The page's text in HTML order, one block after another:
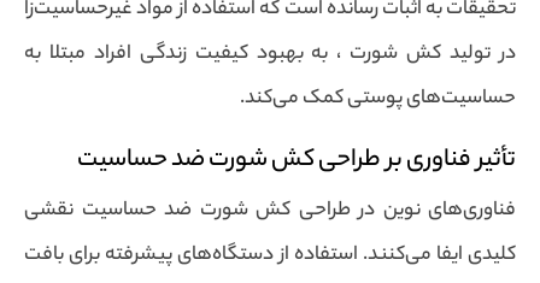
تحقیقات به اثبات رسانده است که استفاده از مواد غیرحساسیت‌زا
در تولید کش شورت ، به بهبود کیفیت زندگی افراد مبتلا به
حساسیت‌های پوستی کمک می‌کند.
تأثیر فناوری بر طراحی کش شورت ضد حساسیت
فناوری‌های نوین در طراحی کش شورت ضد حساسیت نقشی
کلیدی ایفا می‌کنند. استفاده از دستگاه‌های پیشرفته برای بافت